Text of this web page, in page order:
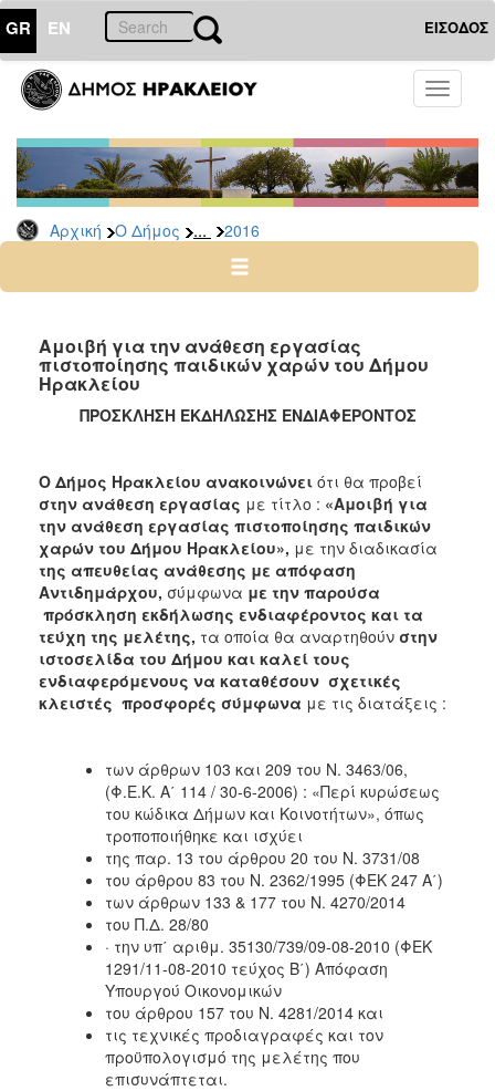
GR EN ΕΙΣΟΔΟΣ
Toggle
Αρχική Ο Δήμος ... 2016
ΔΗΜΟΣ
Διακηρύξεις
Δημοπρασίες
Αρχείο
2025
2023
2022
2021
2019
2018
2017
2016
2015
2013
ΑΝΘΕΚΤΙΚΗ
Αμοιβή για την ανάθεση εργασίας
πιστοποίησης παιδικών χαρών του Δήμου
Ηρακλείου
ΠΡΟΣΚΛΗΣΗ ΕΚΔΗΛΩΣΗΣ ΕΝΔΙΑΦΕΡΟΝΤΟΣ
Ο Δήμος Ηρακλείου ανακοινώνει ότι θα προβεί
στην ανάθεση εργασίας με τίτλο : «Αμοιβή για
την ανάθεση εργασίας πιστοποίησης παιδικών
χαρών του Δήμου Ηρακλείου», με την διαδικασία
της απευθείας ανάθεσης με απόφαση
Αντιδημάρχου, σύμφωνα με την παρούσα
πρόσκληση εκδήλωσης ενδιαφέροντος και τα
τεύχη της μελέτης, τα οποία θα αναρτηθούν στην
ιστοσελίδα του Δήμου και καλεί τους
ενδιαφερόμενους να καταθέσουν σχετικές
κλειστές προσφορές σύμφωνα με τις διατάξεις :
των άρθρων 103 και 209 του Ν. 3463/06,
(Φ.Ε.Κ. Α΄ 114 / 30-6-2006) : «Περί κυρώσεως
του κώδικα Δήμων και Κοινοτήτων», όπως
τροποποιήθηκε και ισχύει
της παρ. 13 του άρθρου 20 του Ν. 3731/08
του άρθρου 83 του Ν. 2362/1995 (ΦΕΚ 247 Α΄)
των άρθρων 133 & 177 του Ν. 4270/2014
του Π.Δ. 28/80
· την υπ΄ αριθμ. 35130/739/09-08-2010 (ΦΕΚ
1291/11-08-2010 τεύχος Β΄) Απόφαση
Υπουργού Οικονομικών
του άρθρου 157 του Ν. 4281/2014 και
τις τεχνικές προδιαγραφές και τον
προϋπολογισμό της μελέτης που
επισυνάπτεται.